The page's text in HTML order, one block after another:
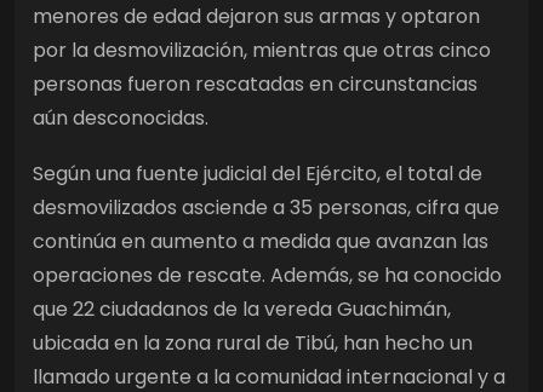
menores de edad dejaron sus armas y optaron
por la desmovilización, mientras que otras cinco
personas fueron rescatadas en circunstancias
aún desconocidas.
Según una fuente judicial del Ejército, el total de
desmovilizados asciende a 35 personas, cifra que
continúa en aumento a medida que avanzan las
operaciones de rescate. Además, se ha conocido
que 22 ciudadanos de la vereda Guachimán,
ubicada en la zona rural de Tibú, han hecho un
llamado urgente a la comunidad internacional y a